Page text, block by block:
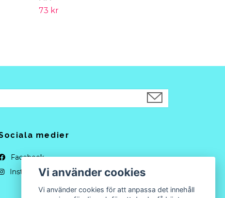
73 kr
medier
Facebook
InstagramVi använder cookies
Vi använder cookies för att anpassa det innehåll